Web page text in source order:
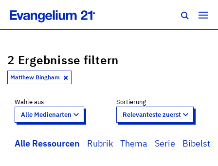
2 Ergebnisse filtern
Matthew Bingham
Wähle aus
Alle Ressourcen Rubrik Thema Serie
Sortierung